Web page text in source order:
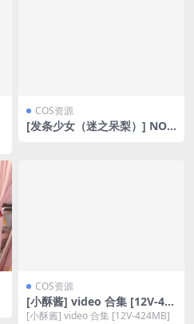
COS资源
[发条少女（迷之呆梨）] NO.1
COS资源
[小酥酱] video 合集 [12V-42
4MB]
[小酥酱] video 合集 [12V-424MB]